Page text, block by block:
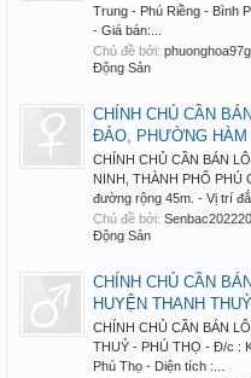
Trung - Phú Riềng - Bình
- Giá bán:...
Chủ đề bởi:
Động Sản
CHÍNH CHỦ CẦN
ĐẢO, PHƯỜNG HÀM
CHÍNH CHỦ CẦN BÁN
NINH, THÀNH PHỐ PHÚ
đường rộng 45m. - Vị trí
Chủ đề bởi:
Động Sản
CHÍNH CHỦ CẦN
HUYỆN THANH
CHÍNH CHỦ CẦN BÁN
THUỶ - PHÚ THỌ - Đ/c :
Phú Thọ - Diện tích :...